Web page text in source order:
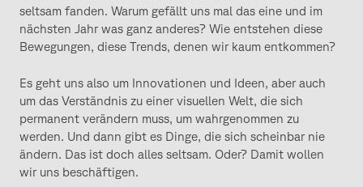
seltsam fanden. Warum gefällt uns mal das eine und im
nächsten Jahr was ganz anderes? Wie entstehen diese
Bewegungen, diese Trends, denen wir kaum entkommen?
Es geht uns also um Innovationen und Ideen, aber auch
um das Verständnis zu einer visuellen Welt, die sich
permanent verändern muss, um wahrgenommen zu
werden. Und dann gibt es Dinge, die sich scheinbar nie
ändern. Das ist doch alles seltsam. Oder? Damit wollen
wir uns beschäftigen.